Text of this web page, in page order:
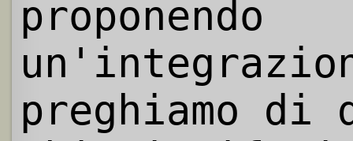
proponendo
preghiamo